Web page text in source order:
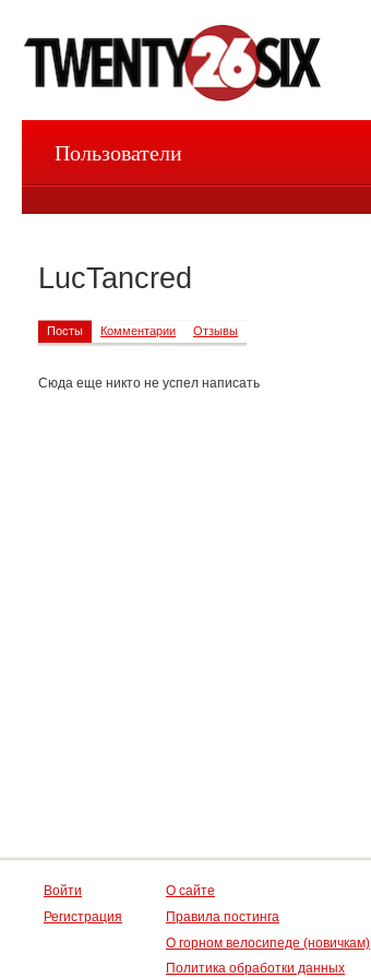
Пользователи
LucTancred
Посты Комментарии Отзывы
Сюда еще никто не успел написать
Войти
Регистрация
О сайте
Правила постинга
О горном велосипеде (новичкам)
Политика обработки данных